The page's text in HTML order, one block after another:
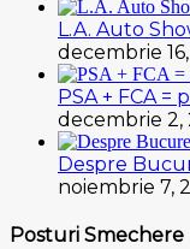
L.A. Auto
decembrie
PSA + FCA =
decembrie 2,
Despre
noiembrie 7,
Posturi Smechere